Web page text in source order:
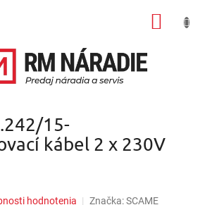
15-
kábel 2 x 230V
hodnotenia Značka:SCAME